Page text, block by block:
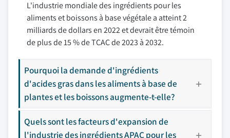
L'industrie mondiale des ingrédients pour les
aliments et boissons à base végétale a atteint 2
milliards de dollars en 2022 et devrait être témoin
de plus de 15 % de TCAC de 2023 à 2032.
Pourquoi la demande d'ingrédients
d'acides gras dans les aliments à base de
plantes et les boissons augmente-t-elle?
Quels sont les facteurs d'expansion de
l'industrie des ingrédients APAC pour les